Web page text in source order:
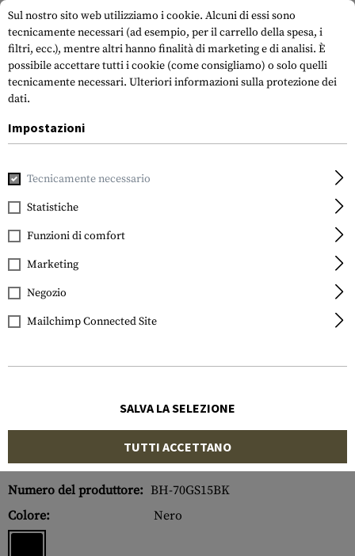
Blackhawk
Storm Sling QD
Numero di articolo:
10168206000
Numero del produttore: BH-70GS15BK
Colore:
Nero
Sul nostro sito web utilizziamo i cookie. Alcuni di essi sono
tecnicamente necessari (ad esempio, per il carrello della spesa, i
filtri, ecc.), mentre altri hanno finalità di marketing e di analisi. È
possibile accettare tutti i cookie (come consigliamo) o solo quelli
tecnicamente necessari. Ulteriori informazioni sulla protezione dei
dati.
Impostazioni
Tecnicamente necessario
Statistiche
Funzioni di comfort
Marketing
Negozio
Mailchimp Connected Site
SALVA LA SELEZIONE
TUTTI ACCETTANO